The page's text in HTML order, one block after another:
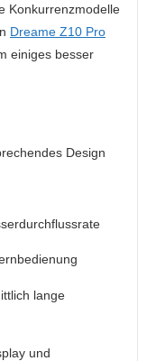
Konkurrenzmodelle
Dreame Z10 Pro
einiges besser
Design
lange
und